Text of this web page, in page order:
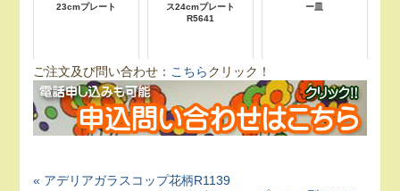
23cmプレート
ス24cmプレート
R5641
ー皿
ご注文及び問い合わせ： こちらクリック！
« アデリアガラスコップ花柄R1139